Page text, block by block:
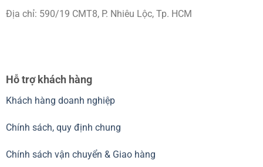
Địa chỉ: 590/19 CMT8, P. Nhiêu Lộc, Tp. HCM
Hỗ trợ khách hàng
Khách hàng doanh nghiệp
Chính sách, quy định chung
Chính sách vận chuyển & Giao hàng